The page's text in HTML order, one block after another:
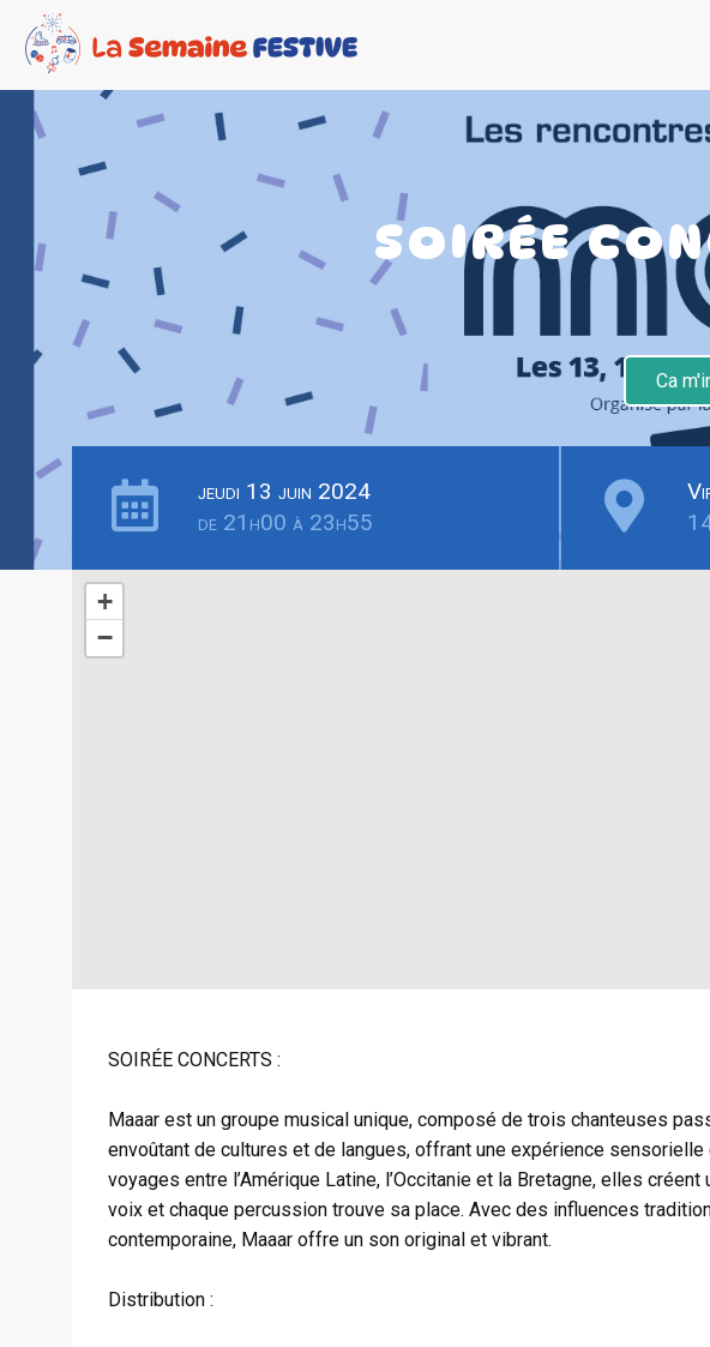
SOIRÉE
Ca
jeudi 13 juin 2024
de 21h00 à 23h55
+
−
SOIRÉE CONCERTS :
Maaar est un groupe musical unique, composé de trois chanteuses
envoûtant de cultures et de langues, offrant une expérience
voyages entre l’Amérique Latine, l’Occitanie et la Bretagne, elles
voix et chaque percussion trouve sa place. Avec des influences
contemporaine, Maaar offre un son original et vibrant.
Distribution :